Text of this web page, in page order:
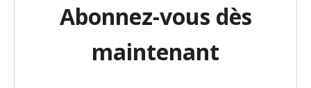
Abonnez-vous dès
maintenant